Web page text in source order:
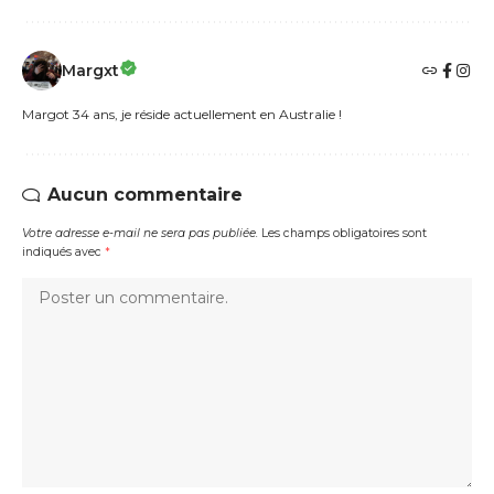
Margxt
Margot 34 ans, je réside actuellement en Australie !
Aucun commentaire
Votre adresse e-mail ne sera pas publiée. Les champs obligatoires sont
indiqués avec *